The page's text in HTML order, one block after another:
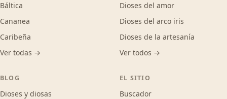
Báltica
Cananea
Caribeña
Ver todas →
Dioses del amor
Dioses del arco iris
Dioses de la artesanía
Ver todos →
BLOG
Dioses y diosas
EL SITIO
Buscador